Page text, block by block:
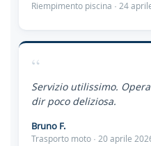
Riempimento piscina · 24
“
Servizio utilissimo.
dir poco deliziosa.
Bruno F.
Trasporto moto · 20 aprile